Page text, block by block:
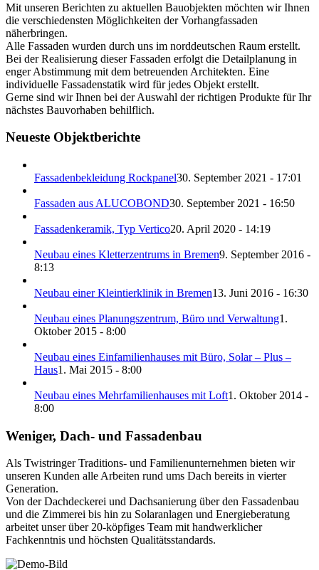
Mit unseren Berichten zu aktuellen Bauobjekten möchten wir Ihnen
die verschiedensten Möglichkeiten der Vorhangfassaden
näherbringen.
Alle Fassaden wurden durch uns im norddeutschen Raum erstellt.
Bei der Realisierung dieser Fassaden erfolgt die Detailplanung in
enger Abstimmung mit dem betreuenden Architekten. Eine
individuelle Fassadenstatik wird für jedes Objekt erstellt.
Gerne sind wir Ihnen bei der Auswahl der richtigen Produkte für Ihr
nächstes Bauvorhaben behilflich.
Neueste Objektberichte
Fassadenbekleidung Rockpanel30. September 2021 - 17:01
Fassaden aus ALUCOBOND30. September 2021 - 16:50
Fassadenkeramik, Typ Vertico20. April 2020 - 14:19
Neubau eines Kletterzentrums in Bremen9. September 2016 -
8:13
Neubau einer Kleintierklinik in Bremen13. Juni 2016 - 16:30
Neubau eines Planungszentrum, Büro und Verwaltung1.
Oktober 2015 - 8:00
Neubau eines Einfamilienhauses mit Büro, Solar – Plus –
Haus1. Mai 2015 - 8:00
Neubau eines Mehrfamilienhauses mit Loft1. Oktober 2014 -
8:00
Weniger, Dach- und Fassadenbau
Als Twistringer Traditions- und Familienunternehmen bieten wir
unseren Kunden alle Arbeiten rund ums Dach bereits in vierter
Generation.
Von der Dachdeckerei und Dachsanierung über den Fassadenbau
und die Zimmerei bis hin zu Solaranlagen und Energieberatung
arbeitet unser über 20-köpfiges Team mit handwerklicher
Fachkenntnis und höchsten Qualitätsstandards.